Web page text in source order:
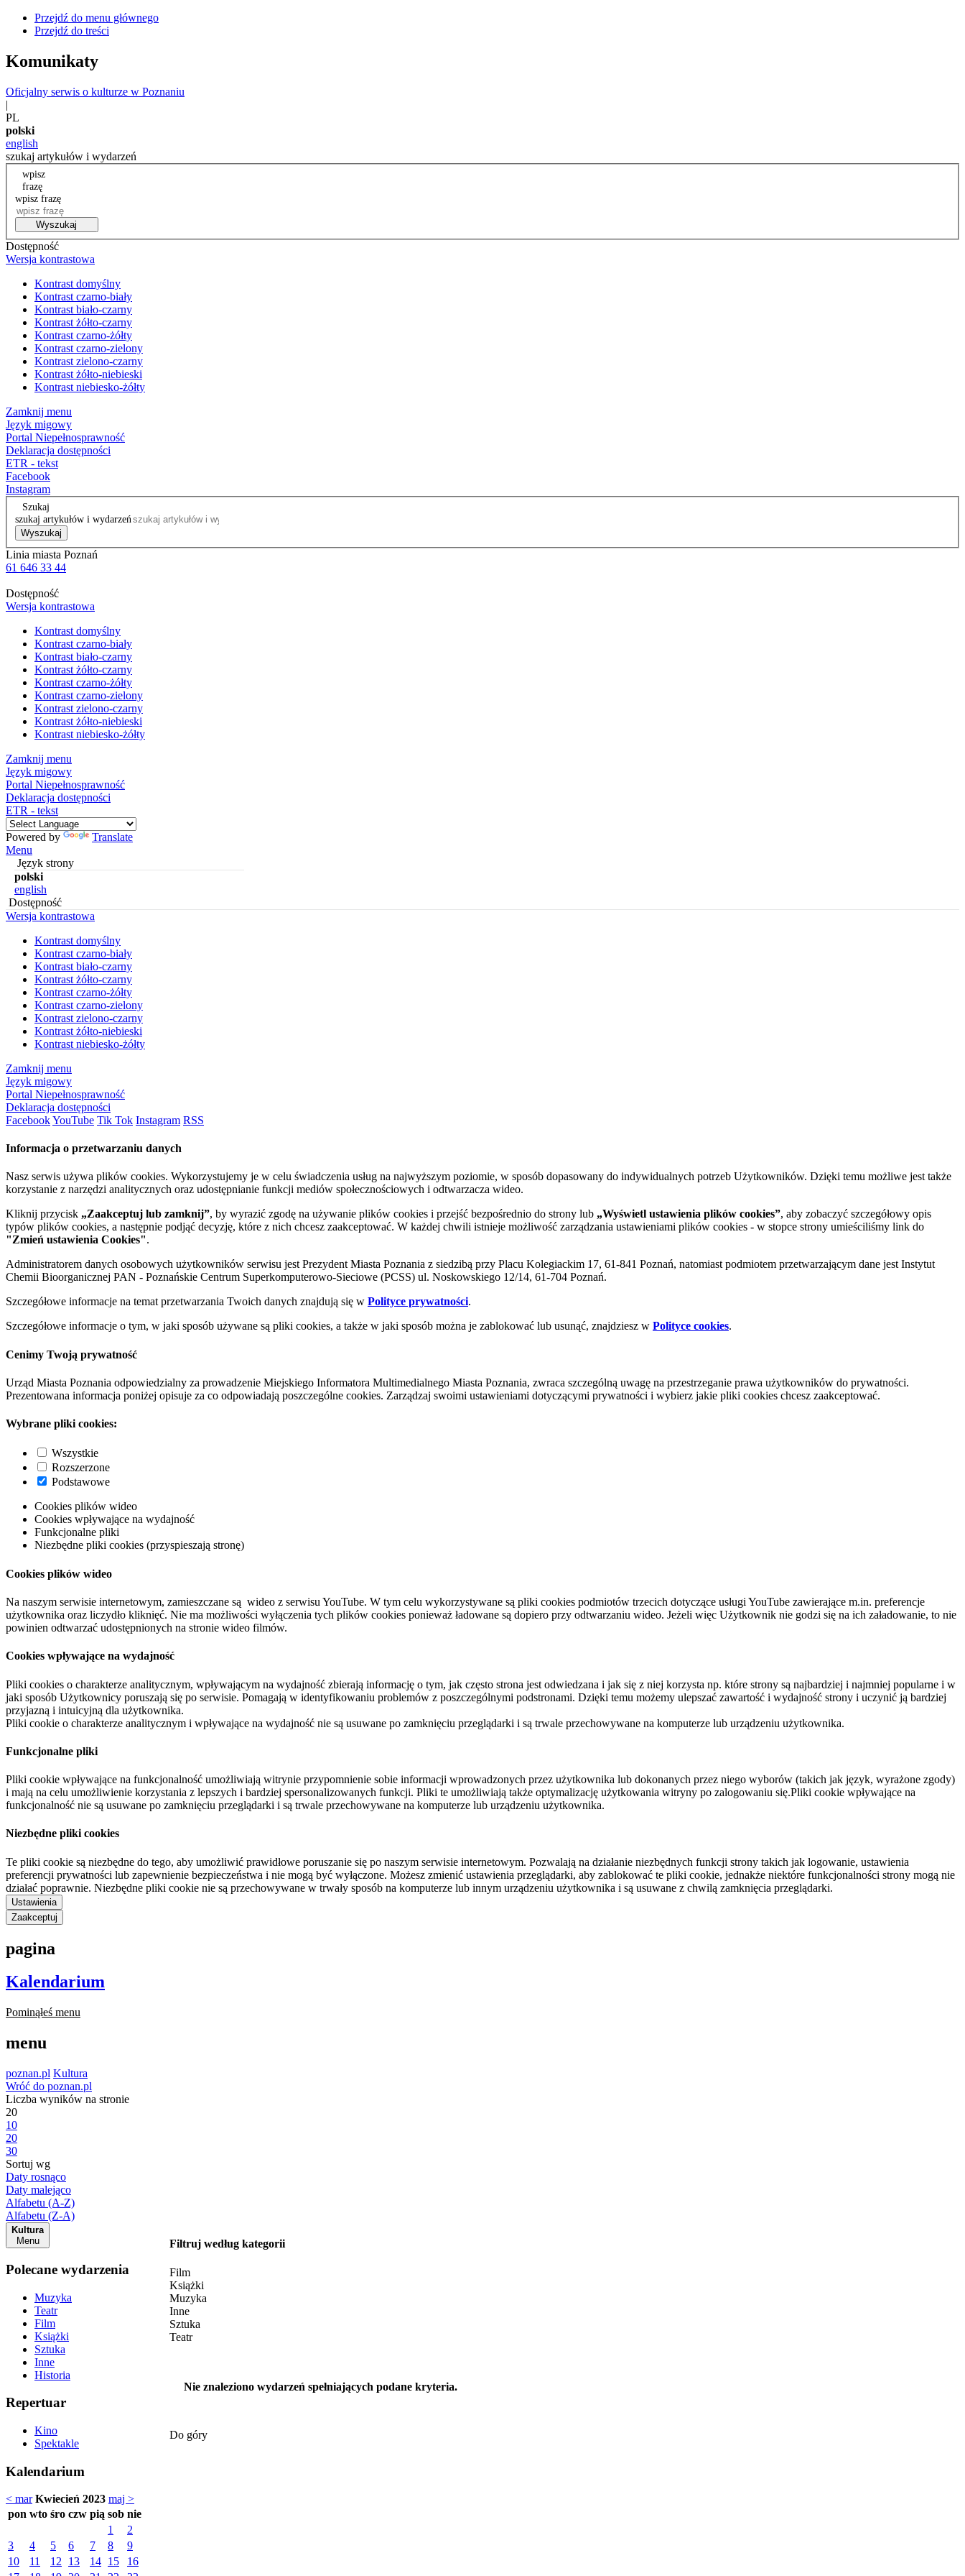
Przejdź do menu głównego
Przejdź do treści
Komunikaty
Oficjalny serwis o kulturze w Poznaniu
|
PL
polski
english
szukaj artykułów i wydarzeń
wpisz
frazę
wpisz frazę
Wyszukaj
Dostępność
Wersja kontrastowa
Kontrast domyślny
Kontrast czarno-biały
Kontrast biało-czarny
Kontrast żółto-czarny
Kontrast czarno-żółty
Kontrast czarno-zielony
Kontrast zielono-czarny
Kontrast żółto-niebieski
Kontrast niebiesko-żółty
Zamknij menu
Język migowy
Portal Niepełnosprawność
Deklaracja dostępności
ETR - tekst
Facebook
Instagram
Szukaj
szukaj artykułów i wydarzeń
Wyszukaj
Linia miasta Poznań
61 646 33 44
Dostępność
Wersja kontrastowa
Kontrast domyślny
Kontrast czarno-biały
Kontrast biało-czarny
Kontrast żółto-czarny
Kontrast czarno-żółty
Kontrast czarno-zielony
Kontrast zielono-czarny
Kontrast żółto-niebieski
Kontrast niebiesko-żółty
Zamknij menu
Język migowy
Portal Niepełnosprawność
Deklaracja dostępności
ETR - tekst
Powered by
Translate
Menu
Język strony
polski
english
Dostępność
Wersja kontrastowa
Kontrast domyślny
Kontrast czarno-biały
Kontrast biało-czarny
Kontrast żółto-czarny
Kontrast czarno-żółty
Kontrast czarno-zielony
Kontrast zielono-czarny
Kontrast żółto-niebieski
Kontrast niebiesko-żółty
Zamknij menu
Język migowy
Portal Niepełnosprawność
Deklaracja dostępności
FacebookYouTube Tik Tok Instagram RSS
Informacja o przetwarzaniu danych
Nasz serwis używa plików cookies. Wykorzystujemy je w celu świadczenia usług na najwyższym poziomie, w sposób dopasowany do indywidualnych potrzeb Użytkowników. Dzięki temu możliwe jest także
korzystanie z narzędzi analitycznych oraz udostępnianie funkcji mediów społecznościowych i odtwarzacza wideo.
Kliknij przycisk „Zaakceptuj lub zamknij”, by wyrazić zgodę na używanie plików cookies i przejść bezpośrednio do strony lub „Wyświetl ustawienia plików cookies”, aby zobaczyć szczegółowy opis
typów plików cookies, a następnie podjąć decyzję, które z nich chcesz zaakceptować. W każdej chwili istnieje możliwość zarządzania ustawieniami plików cookies - w stopce strony umieściliśmy link do
"Zmień ustawienia Cookies".
Administratorem danych osobowych użytkowników serwisu jest Prezydent Miasta Poznania z siedzibą przy Placu Kolegiackim 17, 61-841 Poznań, natomiast podmiotem przetwarzającym dane jest Instytut
Chemii Bioorganicznej PAN - Poznańskie Centrum Superkomputerowo-Sieciowe (PCSS) ul. Noskowskiego 12/14, 61-704 Poznań.
Szczegółowe informacje na temat przetwarzania Twoich danych znajdują się w Polityce prywatności.
Szczegółowe informacje o tym, w jaki sposób używane są pliki cookies, a także w jaki sposób można je zablokować lub usunąć, znajdziesz w Polityce cookies.
Cenimy Twoją prywatność
Urząd Miasta Poznania odpowiedzialny za prowadzenie Miejskiego Informatora Multimedialnego Miasta Poznania, zwraca szczególną uwagę na przestrzeganie prawa użytkowników do prywatności.
Prezentowana informacja poniżej opisuje za co odpowiadają poszczególne cookies. Zarządzaj swoimi ustawieniami dotyczącymi prywatności i wybierz jakie pliki cookies chcesz zaakceptować.
Wybrane pliki cookies:
Wszystkie
Rozszerzone
Podstawowe
Cookies plików wideo
Cookies wpływające na wydajność
Funkcjonalne pliki
Niezbędne pliki cookies (przyspieszają stronę)
Cookies plików wideo
Na naszym serwisie internetowym, zamieszczane są wideo z serwisu YouTube. W tym celu wykorzystywane są pliki cookies podmiotów trzecich dotyczące usługi YouTube zawierające m.in. preferencje
użytkownika oraz liczydło kliknięć. Nie ma możliwości wyłączenia tych plików cookies ponieważ ładowane są dopiero przy odtwarzaniu wideo. Jeżeli więc Użytkownik nie godzi się na ich załadowanie, to nie
powinien odtwarzać udostępnionych na stronie wideo filmów.
Cookies wpływające na wydajność
Pliki cookies o charakterze analitycznym, wpływającym na wydajność zbierają informację o tym, jak często strona jest odwiedzana i jak się z niej korzysta np. które strony są najbardziej i najmniej popularne i w
jaki sposób Użytkownicy poruszają się po serwisie. Pomagają w identyfikowaniu problemów z poszczególnymi podstronami. Dzięki temu możemy ulepszać zawartość i wydajność strony i uczynić ją bardziej
przyjazną i intuicyjną dla użytkownika.
Pliki cookie o charakterze analitycznym i wpływające na wydajność nie są usuwane po zamknięciu przeglądarki i są trwale przechowywane na komputerze lub urządzeniu użytkownika.
Funkcjonalne pliki
Pliki cookie wpływające na funkcjonalność umożliwiają witrynie przypomnienie sobie informacji wprowadzonych przez użytkownika lub dokonanych przez niego wyborów (takich jak język, wyrażone zgody)
i mają na celu umożliwienie korzystania z lepszych i bardziej spersonalizowanych funkcji. Pliki te umożliwiają także optymalizację użytkowania witryny po zalogowaniu się.Pliki cookie wpływające na
funkcjonalność nie są usuwane po zamknięciu przeglądarki i są trwale przechowywane na komputerze lub urządzeniu użytkownika.
Niezbędne pliki cookies
Te pliki cookie są niezbędne do tego, aby umożliwić prawidłowe poruszanie się po naszym serwisie internetowym. Pozwalają na działanie niezbędnych funkcji strony takich jak logowanie, ustawienia
preferencji prywatności lub zapewnienie bezpieczeństwa i nie mogą być wyłączone. Możesz zmienić ustawienia przeglądarki, aby zablokować te pliki cookie, jednakże niektóre funkcjonalności strony mogą nie
działać poprawnie. Niezbędne pliki cookie nie są przechowywane w trwały sposób na komputerze lub innym urządzeniu użytkownika i są usuwane z chwilą zamknięcia przeglądarki.
Ustawienia
Zaakceptuj
pagina
Kalendarium
Pominąłeś menu
menu
poznan.pl Kultura
Wróć do poznan.pl
Liczba wyników na stronie
20
10
20
30
Sortuj wg
Daty rosnąco
Daty malejąco
Alfabetu (A-Z)
Alfabetu (Z-A)
Kultura
Menu
Polecane wydarzenia
Muzyka
Teatr
Film
Książki
Sztuka
Inne
Historia
Repertuar
Kino
Spektakle
Kalendarium
< mar Kwiecień 2023 maj >
pon wto śro czw pią sob nie
1
2
3
4 5 6 7 8
9
10
11 12 13 14 15
16
Filtruj według kategorii
Film
Książki
Muzyka
Inne
Sztuka
Teatr
Nie znaleziono wydarzeń spełniających podane kryteria.
Do góry